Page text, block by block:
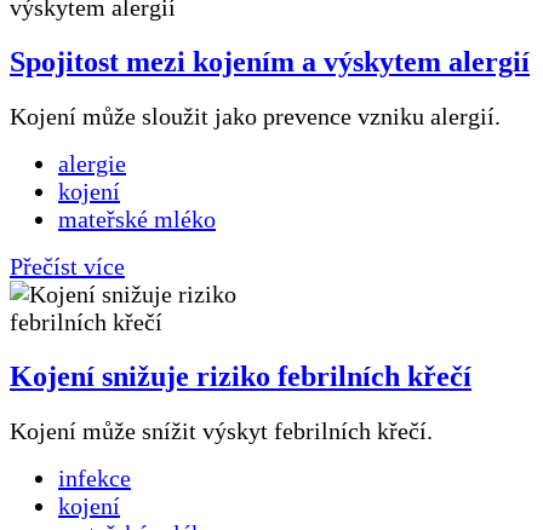
Spojitost mezi kojením a výskytem alergií
Kojení může sloužit jako prevence vzniku alergií.
alergie
kojení
mateřské mléko
Přečíst více
Kojení snižuje riziko febrilních křečí
Kojení může snížit výskyt febrilních křečí.
infekce
kojení